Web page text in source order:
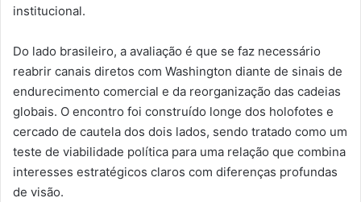
institucional.
Do lado brasileiro, a avaliação é que se faz necessário
reabrir canais diretos com Washington diante de sinais de
endurecimento comercial e da reorganização das cadeias
globais. O encontro foi construído longe dos holofotes e
cercado de cautela dos dois lados, sendo tratado como um
teste de viabilidade política para uma relação que combina
interesses estratégicos claros com diferenças profundas
de visão.